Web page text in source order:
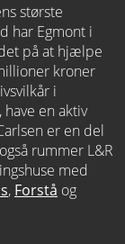
største
har Egmont i
på at hjælpe
kroner
i
have en aktiv
er en del
rummer L&R
med
, Forstå og